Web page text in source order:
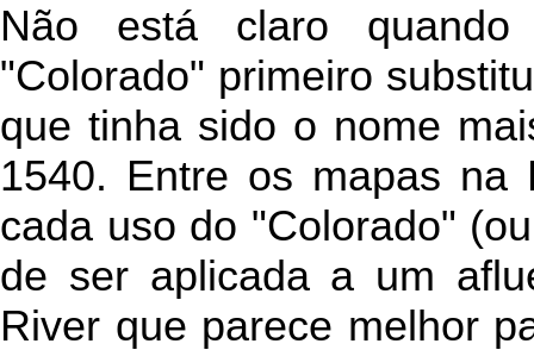
Não está claro
"Colorado" primeiro
que tinha sido o nome
1540. Entre os mapas na
cada uso do "Colorado"
de ser aplicada a um
River que parece melhor